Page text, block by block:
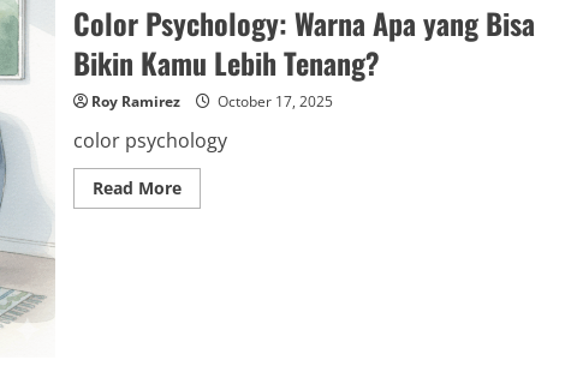
Color Psychology: Warna Apa yang Bisa
Bikin Kamu Lebih Tenang?
Roy Ramirez October 17, 2025
color psychology
Read MoreRead
more